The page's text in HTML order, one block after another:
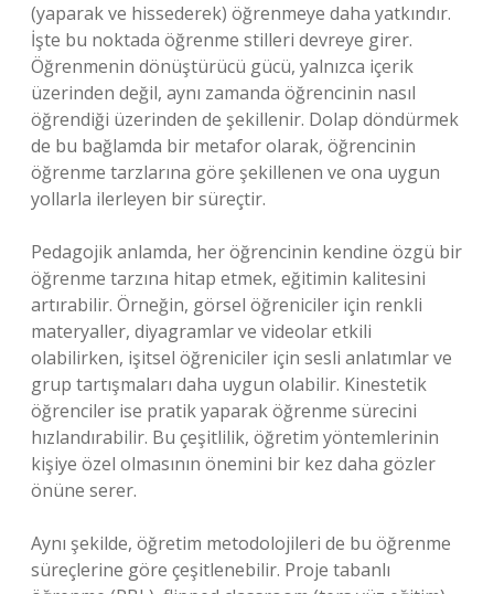
(yaparak ve hissederek) öğrenmeye daha yatkındır.
İşte bu noktada öğrenme stilleri devreye girer.
Öğrenmenin dönüştürücü gücü, yalnızca içerik
üzerinden değil, aynı zamanda öğrencinin nasıl
öğrendiği üzerinden de şekillenir. Dolap döndürmek
de bu bağlamda bir metafor olarak, öğrencinin
öğrenme tarzlarına göre şekillenen ve ona uygun
yollarla ilerleyen bir süreçtir.
Pedagojik anlamda, her öğrencinin kendine özgü bir
öğrenme tarzına hitap etmek, eğitimin kalitesini
artırabilir. Örneğin, görsel öğreniciler için renkli
materyaller, diyagramlar ve videolar etkili
olabilirken, işitsel öğreniciler için sesli anlatımlar ve
grup tartışmaları daha uygun olabilir. Kinestetik
öğrenciler ise pratik yaparak öğrenme sürecini
hızlandırabilir. Bu çeşitlilik, öğretim yöntemlerinin
kişiye özel olmasının önemini bir kez daha gözler
önüne serer.
Aynı şekilde, öğretim metodolojileri de bu öğrenme
süreçlerine göre çeşitlenebilir. Proje tabanlı